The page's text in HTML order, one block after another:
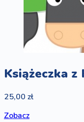
Książeczka z
25,00 zł
Zobacz